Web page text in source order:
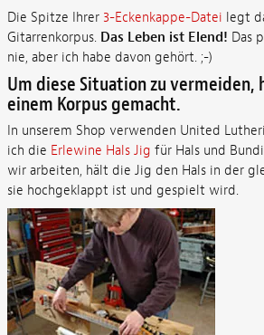
Die Spitze Ihrer 3-Eckenkappe-Datei legt
Gitarrenkorpus. Das Leben ist Elend! Das
nie, aber ich habe davon gehört. ;-)
Um diese Situation zu vermeiden,
einem Korpus gemacht.
In unserem Shop verwenden United
ich die Erlewine Hals Jig für Hals und
wir arbeiten, hält die Jig den Hals in der
sie hochgeklappt ist und gespielt wird.